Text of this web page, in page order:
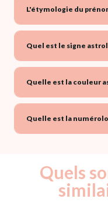
L'étymologie du
Quel est le signe
Quelle est la couleur
Quelle est la
Quels